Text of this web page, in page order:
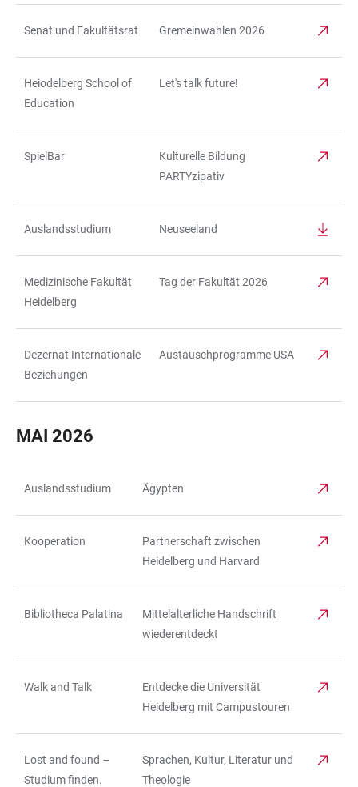
Senat und Fakultätsrat Gremeinwahlen 2026
Heiodelberg School of
Education
Let's talk future!
SpielBar
Kulturelle Bildung
PARTYzipativ
Auslandsstudium Neuseeland
Medizinische Fakultät
Heidelberg
Tag der Fakultät 2026
Dezernat Internationale
Beziehungen
Austauschprogramme USA
MAI 2026
Auslandsstudium Ägypten
Kooperation
Partnerschaft zwischen
Heidelberg und Harvard
Bibliotheca Palatina
Mittelalterliche Handschrift
wiederentdeckt
Walk and Talk
Entdecke die Universität
Heidelberg mit Campustouren
Lost and found –
Studium finden.
Sprachen, Kultur, Literatur und
Theologie